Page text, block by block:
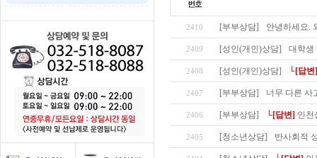
2410 [부부상담] 안녕하세요.
2409 [성인(개인)상담] 대학생
2408 [성인(개인)상담] └[답변]
2407 [부부상담] 너무 다른 사
2406 [부부상담] └[답변] 인천
2405 [청소년상담] 반사회적